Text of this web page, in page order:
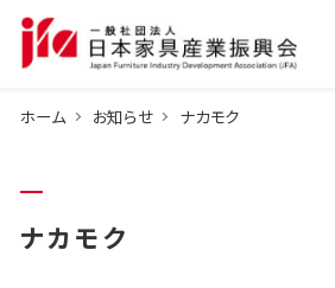
ホーム お知らせ ナカモク
ナカモク